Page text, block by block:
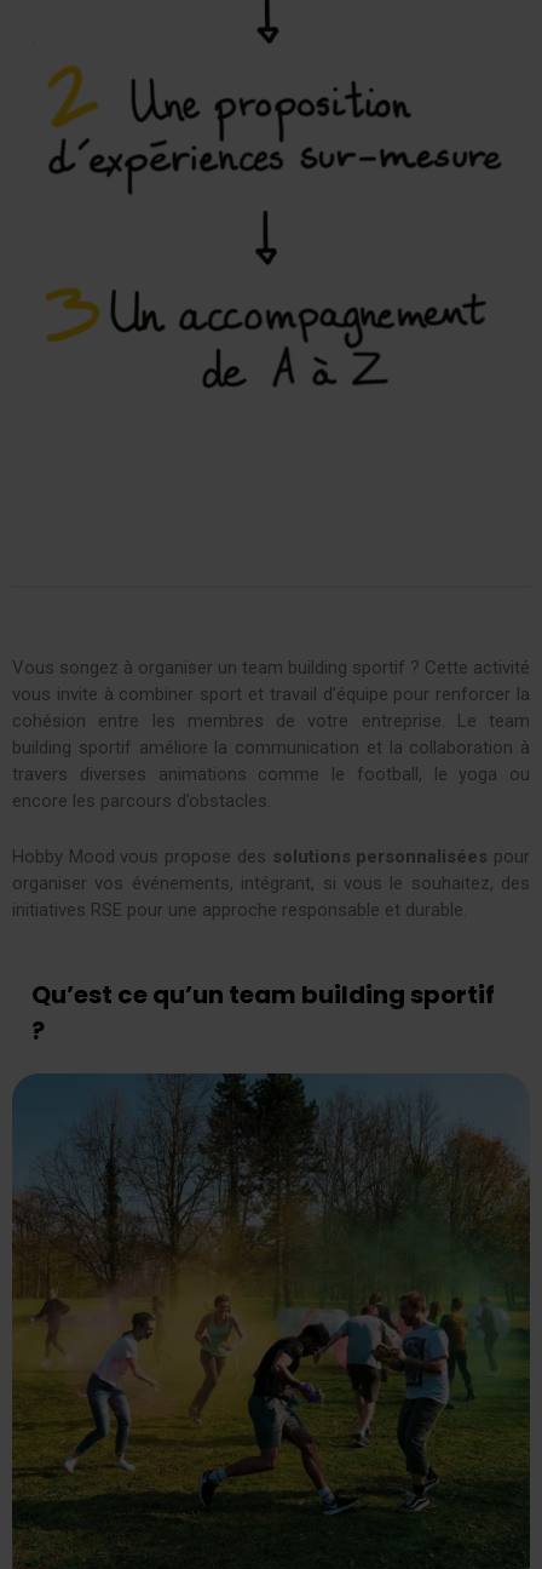
Vous songez à organiser un team building sportif ? Cette activité
vous invite à combiner sport et travail d’équipe pour renforcer la
cohésion entre les membres de votre entreprise. Le team
building sportif améliore la communication et la collaboration à
travers diverses animations comme le football, le yoga ou
encore les parcours d’obstacles.
Hobby Mood vous propose des solutions personnalisées pour
organiser vos événements, intégrant, si vous le souhaitez, des
initiatives RSE pour une approche responsable et durable.
Qu’est ce qu’un team building sportif
?